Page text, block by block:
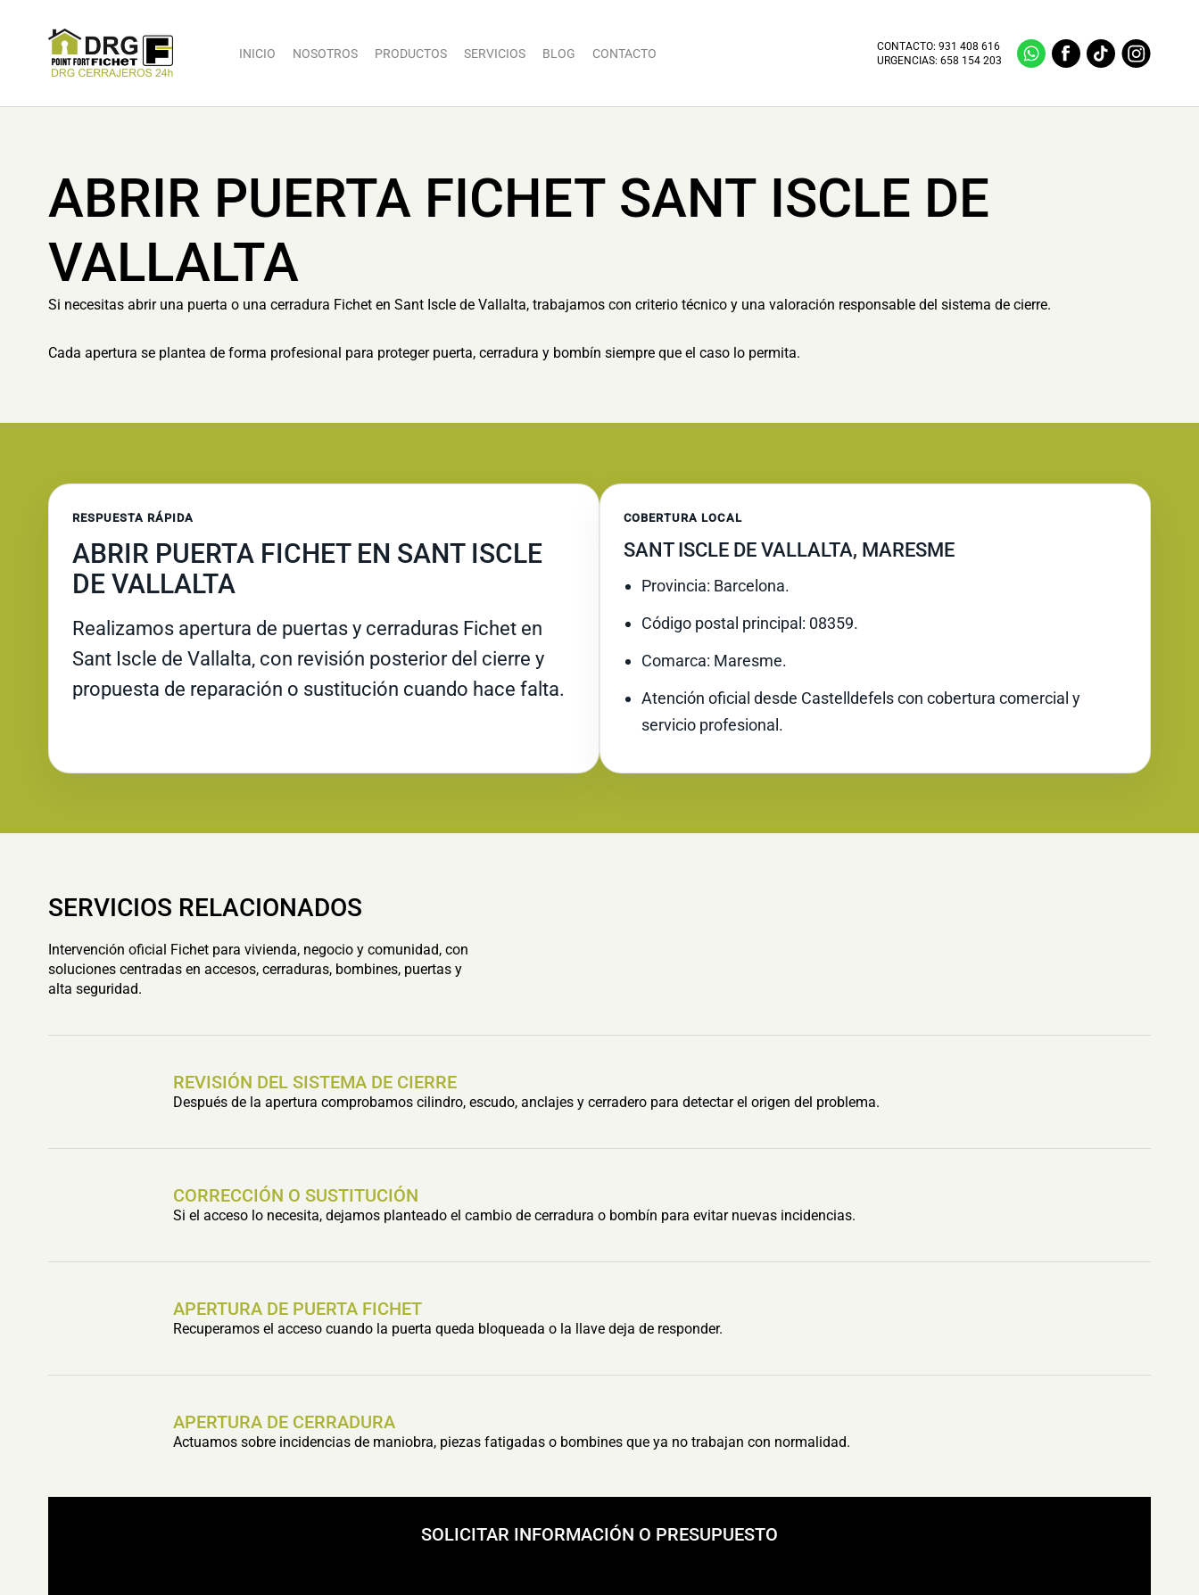
INICIO NOSOTROS PRODUCTOS SERVICIOS BLOG CONTACTO
CONTACTO:931 408 616
URGENCIAS:658 154 203
ABRIR PUERTA FICHET SANT ISCLE DE
VALLALTA
Si necesitas abrir una puerta o una cerradura Fichet en Sant Iscle de Vallalta, trabajamos con criterio técnico y una valoración responsable del sistema de cierre.
Cada apertura se plantea de forma profesional para proteger puerta, cerradura y bombín siempre que el caso lo permita.
RESPUESTA RÁPIDA
ABRIR PUERTA FICHET EN SANT ISCLE
DE VALLALTA
Realizamos apertura de puertas y cerraduras Fichet en
Sant Iscle de Vallalta, con revisión posterior del cierre y
propuesta de reparación o sustitución cuando hace falta.
COBERTURA LOCAL
SANT ISCLE DE VALLALTA, MARESME
Provincia: Barcelona.
Código postal principal: 08359.
Comarca: Maresme.
Atención oficial desde Castelldefels con cobertura comercial y
servicio profesional.
SERVICIOS RELACIONADOS
Intervención oficial Fichet para vivienda, negocio y comunidad, con
soluciones centradas en accesos, cerraduras, bombines, puertas y
alta seguridad.
REVISIÓN DEL SISTEMA DE CIERRE
Después de la apertura comprobamos cilindro, escudo, anclajes y cerradero para detectar el origen del problema.
CORRECCIÓN O SUSTITUCIÓN
Si el acceso lo necesita, dejamos planteado el cambio de cerradura o bombín para evitar nuevas incidencias.
APERTURA DE PUERTA FICHET
Recuperamos el acceso cuando la puerta queda bloqueada o la llave deja de responder.
APERTURA DE CERRADURA
Actuamos sobre incidencias de maniobra, piezas fatigadas o bombines que ya no trabajan con normalidad.
SOLICITAR INFORMACIÓN O PRESUPUESTO